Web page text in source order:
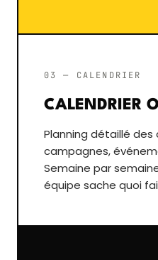
03 — CALENDRIER
CALENDRIER
Planning détaillé
campagnes,
Semaine par
équipe sache quoi